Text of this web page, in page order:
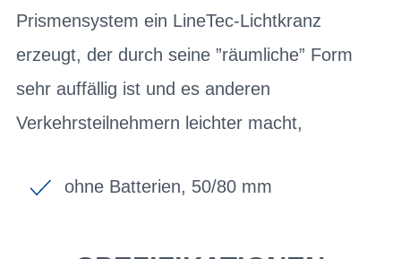
Prismensystem ein LineTec-Lichtkranz
erzeugt, der durch seine ”räumliche” Form
sehr auffällig ist und es anderen
Verkehrsteilnehmern leichter macht,
ohne Batterien, 50/80 mm